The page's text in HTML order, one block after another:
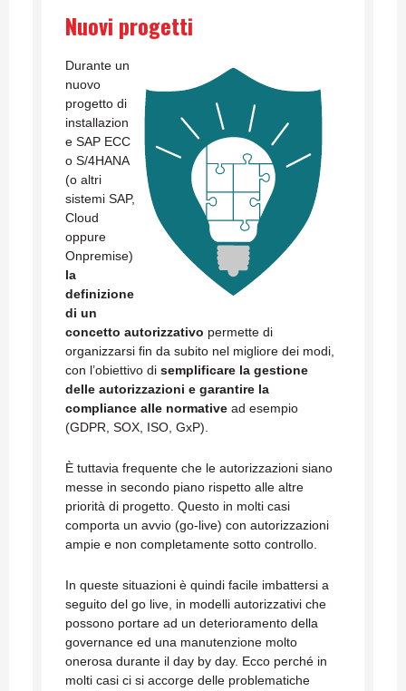
Nuovi progetti
Durante un
nuovo
progetto di
installazion
e SAP ECC
o S/4HANA
(o altri
sistemi SAP,
Cloud
oppure
Onpremise)
la
definizione
di un
concetto autorizzativo permette di
organizzarsi fin da subito nel migliore dei modi,
con l’obiettivo di semplificare la gestione
delle autorizzazioni e garantire la
compliance alle normative ad esempio
(GDPR, SOX, ISO, GxP).
È tuttavia frequente che le autorizzazioni siano
messe in secondo piano rispetto alle altre
priorità di progetto. Questo in molti casi
comporta un avvio (go-live) con autorizzazioni
ampie e non completamente sotto controllo.
In queste situazioni è quindi facile imbattersi a
seguito del go live, in modelli autorizzativi che
possono portare ad un deterioramento della
governance ed una manutenzione molto
onerosa durante il day by day. Ecco perché in
molti casi ci si accorge delle problematiche